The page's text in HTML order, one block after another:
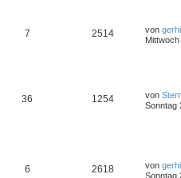
7 2514 von
36 1254 von
Sonntag
6 2618 von
Sonntag